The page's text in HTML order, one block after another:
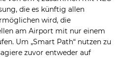
die es künftig allen
wird, die
am Airport mit nur einem
Um „Smart Path“ nutzen zu
zuvor entweder auf